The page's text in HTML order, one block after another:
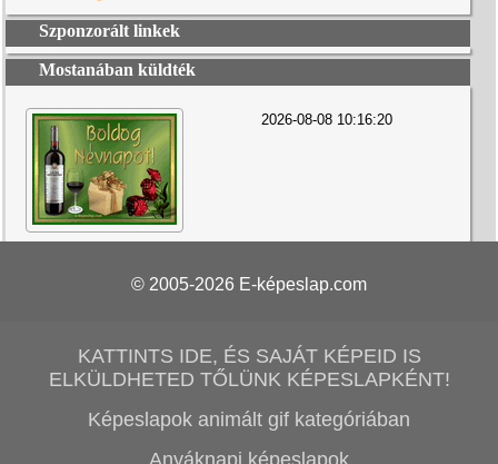
Szponzorált linkek
Mostanában küldték
2026-08-08 10:16:20
© 2005-2026 E-képeslap.com
KATTINTS IDE, ÉS SAJÁT KÉPEID IS
ELKÜLDHETED TŐLÜNK KÉPESLAPKÉNT!
Képeslapok animált gif kategóriában
Anyáknapi képeslapok